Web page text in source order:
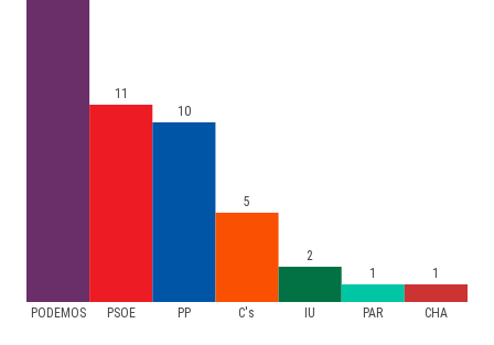
PODEMOS PSOE PP C's IU PAR CHA
11
10
5
2
1
1